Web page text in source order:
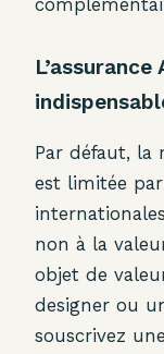
Par défaut, la
est limitée
non à la
objet de
designer ou
souscrivez une